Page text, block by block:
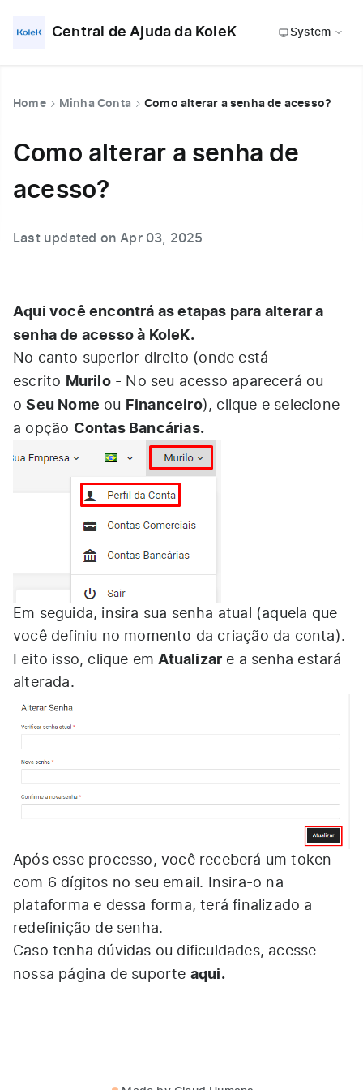
Central de Ajuda da KoleK System
Home Minha Conta Como alterar a senha de acesso?
Como alterar a senha de
acesso?
Last updated on Apr 03, 2025
Aqui você encontrá as etapas para alterar a
senha de acesso à KoleK.
No canto superior direito (onde está
escrito Murilo- No seu acesso aparecerá ou
oSeu Nome ou Financeiro), clique e selecione
a opção Contas Bancárias.
Em seguida, insira sua senha atual (aquela que
você definiu no momento da criação da conta).
Feito isso, clique emAtualizar e a senha estará
alterada.
Após esse processo, você receberá um token
com 6 dígitos no seu email. Insira-o na
plataforma e dessa forma, terá finalizado a
redefinição de senha.
Caso tenha dúvidas ou dificuldades, acesse
nossa página de suporte aqui.